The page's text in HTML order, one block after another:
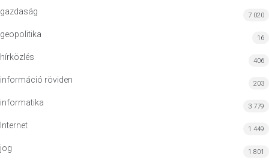
gazdaság 7 020
geopolitika 16
hírközlés 406
információ röviden 203
informatika 3 779
Internet 1 449
jog 1 801